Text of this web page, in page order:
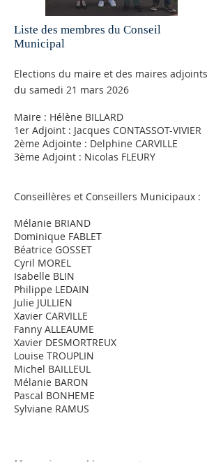
Liste des membres du Conseil
Municipal
Elections du maire et des maires adjoints
du samedi 21 mars 2026
Maire : Hélène BILLARD
1er Adjoint : Jacques CONTASSOT-VIVIER
2ème Adjointe : Delphine CARVILLE
3ème Adjoint : Nicolas FLEURY
Conseillères et Conseillers Municipaux :
Mélanie BRIAND
Dominique FABLET
Béatrice GOSSET
Cyril MOREL
Isabelle BLIN
Philippe LEDAIN
Julie JULLIEN
Xavier CARVILLE
Fanny ALLEAUME
Xavier DESMORTREUX
Louise TROUPLIN
Michel BAILLEUL
Mélanie BARON
Pascal BONHEME
Sylviane RAMUS